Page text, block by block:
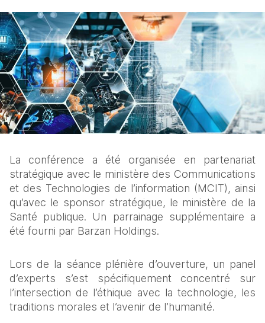
La conférence a été organisée en partenariat
stratégique avec le ministère des Communications
et des Technologies de l’information (MCIT), ainsi
qu’avec le sponsor stratégique, le ministère de la
Santé publique. Un parrainage supplémentaire a
été fourni par Barzan Holdings.
Lors de la séance plénière d’ouverture, un panel
d’experts s’est spécifiquement concentré sur
l’intersection de l’éthique avec la technologie, les
traditions morales et l’avenir de l’humanité.